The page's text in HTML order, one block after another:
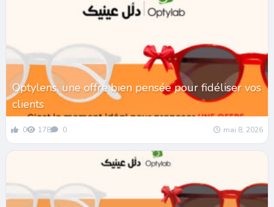
Optylens, une offre bien pensée pour fidéliser vos
clients
0 178 0 mai 8, 2026